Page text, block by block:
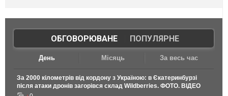
ОБГОВОРЮВАНЕ| ПОПУЛЯРНЕ
День Місяць За весь час
За 2000 кілометрів від кордону з Україною: в Єкатеринбурзі
після атаки дронів загорівся склад Wildberries. ФОТО. ВІДЕО